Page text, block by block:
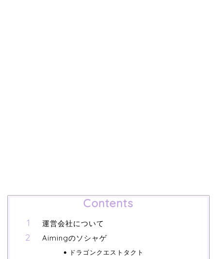
Contents
運営会社について
Aimingのソシャゲ
ドラゴンクエストタクト